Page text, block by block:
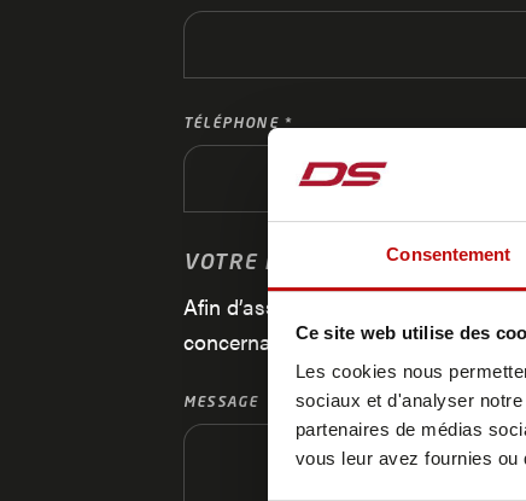
Consentement
Ce site web utilise des
Les cookies nous
sociaux et d'analyser
partenaires de médias
vous leur avez fournies
TÉLÉPHONE
VOTRE MESSAGE
Afin d’assurer le meilleur
concernant les marchandises
MESSAGE